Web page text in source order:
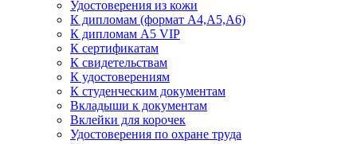
Удостоверения из кожи
К дипломам (формат А4,А5,А6)
К дипломам А5 VIP
К сертификатам
К свидетельствам
К удостоверениям
К студенческим документам
Вкладыши к документам
Вклейки для корочек
Удостоверения по охране труда